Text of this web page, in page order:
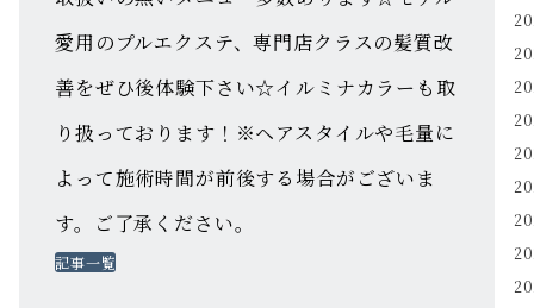
愛用のプルエクステ、専門店クラスの髪質改
善をぜひ後体験下さい☆イルミナカラーも取
り扱っております！※ヘアスタイルや毛量に
よって施術時間が前後する場合がございま
す。ご了承ください。
記事一覧